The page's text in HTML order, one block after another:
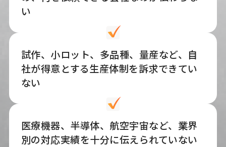
い
試作、小ロット、多品種、量産など、自
社が得意とする生産体制を訴求できてい
ない
医療機器、半導体、航空宇宙など、業界
別の対応実績を十分に伝えられていない